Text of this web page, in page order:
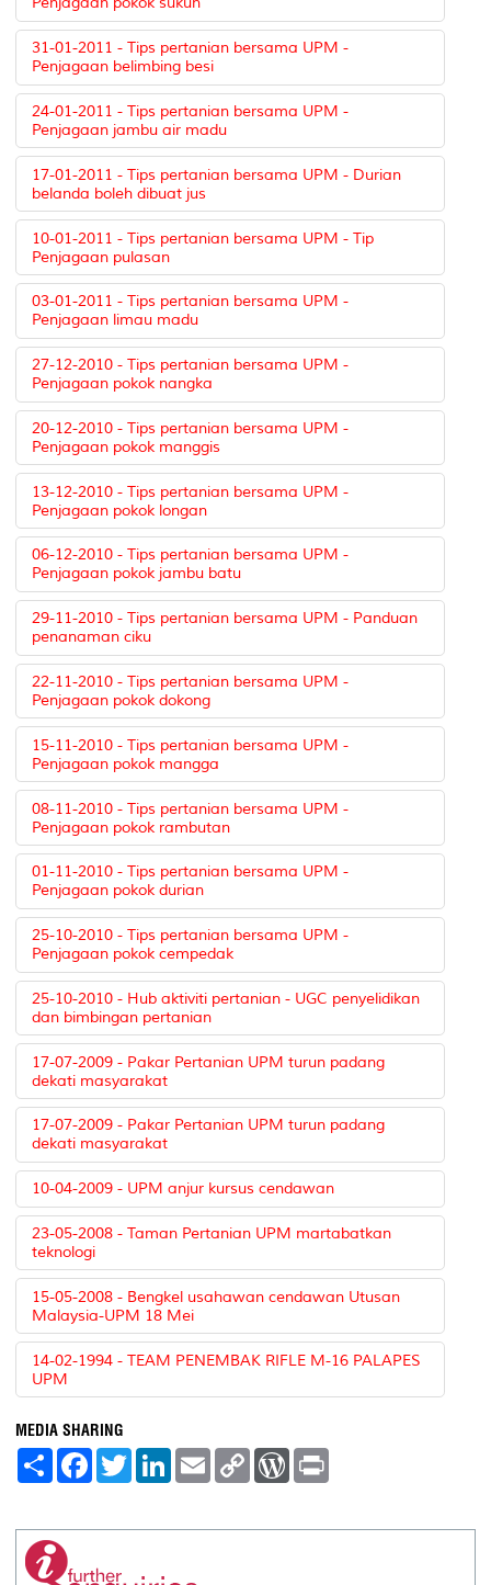
31-01-2011 - Tips pertanian bersama UPM -
Penjagaan belimbing besi
24-01-2011 - Tips pertanian bersama UPM -
Penjagaan jambu air madu
17-01-2011 - Tips pertanian bersama UPM - Durian
belanda boleh dibuat jus
10-01-2011 - Tips pertanian bersama UPM - Tip
Penjagaan pulasan
03-01-2011 - Tips pertanian bersama UPM -
Penjagaan limau madu
27-12-2010 - Tips pertanian bersama UPM -
Penjagaan pokok nangka
20-12-2010 - Tips pertanian bersama UPM -
Penjagaan pokok manggis
13-12-2010 - Tips pertanian bersama UPM -
Penjagaan pokok longan
06-12-2010 - Tips pertanian bersama UPM -
Penjagaan pokok jambu batu
29-11-2010 - Tips pertanian bersama UPM - Panduan
penanaman ciku
22-11-2010 - Tips pertanian bersama UPM -
Penjagaan pokok dokong
15-11-2010 - Tips pertanian bersama UPM -
Penjagaan pokok mangga
08-11-2010 - Tips pertanian bersama UPM -
Penjagaan pokok rambutan
01-11-2010 - Tips pertanian bersama UPM -
Penjagaan pokok durian
25-10-2010 - Tips pertanian bersama UPM -
Penjagaan pokok cempedak
25-10-2010 - Hub aktiviti pertanian - UGC penyelidikan
dan bimbingan pertanian
17-07-2009 - Pakar Pertanian UPM turun padang
dekati masyarakat
17-07-2009 - Pakar Pertanian UPM turun padang
dekati masyarakat
10-04-2009 - UPM anjur kursus cendawan
23-05-2008 - Taman Pertanian UPM martabatkan
teknologi
15-05-2008 - Bengkel usahawan cendawan Utusan
Malaysia-UPM 18 Mei
14-02-1994 - TEAM PENEMBAK RIFLE M-16 PALAPES
UPM
MEDIA SHARING
S
e
F
a
b
k
T
w
t
L
e
n
E
m
l
C
L
W
P
t